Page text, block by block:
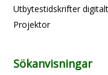
Utbytestidskrifter digitalt
Projektor
Sökanvisningar